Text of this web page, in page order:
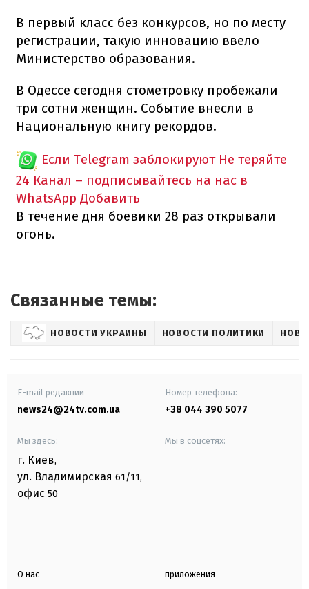
В первый класс без конкурсов, но по месту
регистрации, такую инновацию ввело
Министерство образования.
В Одессе сегодня стометровку пробежали
три сотни женщин. Событие внесли в
Национальную книгу рекордов.
Если Telegram заблокируют Не теряйте
24 Канал – подписывайтесь на нас в
WhatsApp Добавить
В течение дня боевики 28 раз открывали
огонь.
Связанные темы:
НОВОСТИ УКРАИНЫ НОВОСТИ ПОЛИТИКИ
E-mail редакции
news24@24tv.com.ua
Номер телефона:
+38 044 390 5077
Мы здесь:
г. Киев,
ул. Владимирская 61/11,
офис 50
Мы в соцсетях:
О нас приложения